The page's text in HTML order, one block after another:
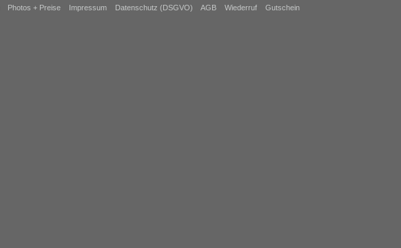
Photos + Preise Impressum Datenschutz (DSGVO) AGB Wiederruf Gutschein